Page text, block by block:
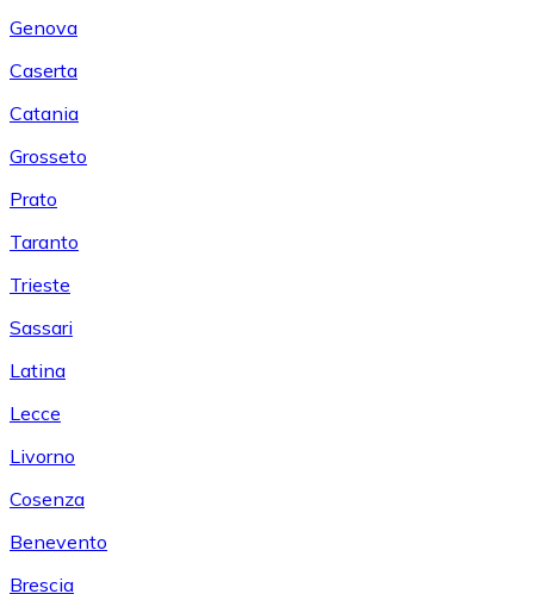
Genova
Caserta
Catania
Grosseto
Prato
Taranto
Trieste
Sassari
Latina
Lecce
Livorno
Cosenza
Benevento
Brescia